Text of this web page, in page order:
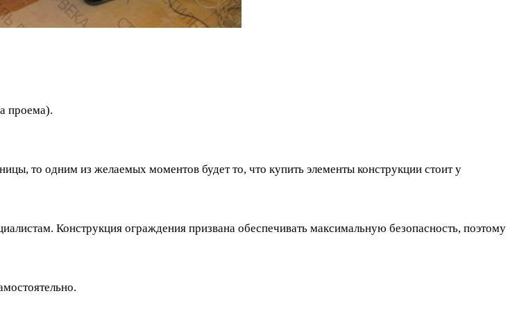
проема).
то одним из желаемых моментов будет то, что купить элементы конструкции стоит у
Конструкция ограждения призвана обеспечивать максимальную безопасность, поэтому